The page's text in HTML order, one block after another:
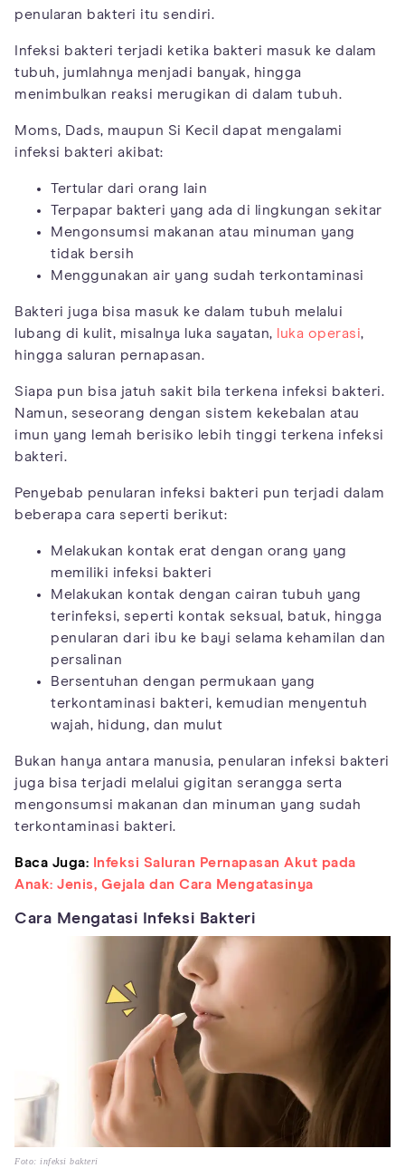
penularan bakteri itu sendiri.
Infeksi bakteri terjadi ketika bakteri masuk ke dalam
tubuh, jumlahnya menjadi banyak, hingga
menimbulkan reaksi merugikan di dalam tubuh.
Moms, Dads, maupun Si Kecil dapat mengalami
infeksi bakteri akibat:
Tertular dari orang lain
Terpapar bakteri yang ada di lingkungan sekitar
Mengonsumsi makanan atau minuman yang
tidak bersih
Menggunakan air yang sudah terkontaminasi
Bakteri juga bisa masuk ke dalam tubuh melalui
lubang di kulit, misalnya luka sayatan,
luka operasi,
hingga saluran pernapasan.
Siapa pun bisa jatuh sakit bila terkena infeksi bakteri.
Namun, seseorang dengan sistem kekebalan atau
imun yang lemah berisiko lebih tinggi terkena infeksi
bakteri.
Penyebab penularan infeksi bakteri pun terjadi dalam
beberapa cara seperti berikut:
Melakukan kontak erat dengan orang yang
memiliki infeksi bakteri
Melakukan kontak dengan cairan tubuh yang
terinfeksi, seperti kontak seksual, batuk, hingga
penularan dari ibu ke bayi selama kehamilan dan
persalinan
Bersentuhan dengan permukaan yang
terkontaminasi bakteri, kemudian menyentuh
wajah, hidung, dan mulut
Bukan hanya antara manusia, penularan infeksi bakteri
juga bisa terjadi melalui gigitan serangga serta
mengonsumsi makanan dan minuman yang sudah
terkontaminasi bakteri.
Baca Juga:
Infeksi Saluran Pernapasan Akut pada
Anak: Jenis, Gejala dan Cara Mengatasinya
Cara Mengatasi Infeksi Bakteri
Foto: infeksi bakteri